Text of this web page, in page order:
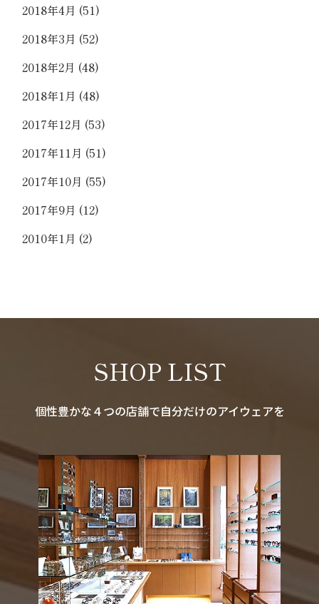
2018年4月 (51)
2018年3月 (52)
2018年2月 (48)
2018年1月 (48)
2017年12月 (53)
2017年11月 (51)
2017年10月 (55)
2017年9月 (12)
2010年1月 (2)
SHOP LIST
個性豊かな４つの店舗で自分だけのアイウェアを